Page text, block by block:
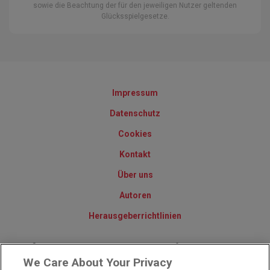
sowie die Beachtung der für den jeweiligen Nutzer geltenden
Glücksspielgesetze.
Impressum
Datenschutz
Cookies
Kontakt
Über uns
Autoren
Herausgeberrichtlinien
© 2010-2025 - Sportwettentest.net - Der große Sportwettentest
We Care About Your Privacy